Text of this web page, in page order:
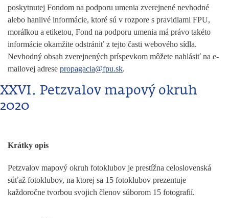
poskytnutej Fondom na podporu umenia zverejnené nevhodné
alebo hanlivé informácie, ktoré sú v rozpore s pravidlami FPU,
morálkou a etiketou, Fond na podporu umenia má právo takéto
informácie okamžite odstrániť z tejto časti webového sídla.
Nevhodný obsah zverejnených príspevkom môžete nahlásiť na e-
mailovej adrese propagacia@fpu.sk.
XXVI. Petzvalov mapový okruh
2020
Krátky opis
Petzvalov mapový okruh fotoklubov je prestížna celoslovenská
súťaž fotoklubov, na ktorej sa 15 fotoklubov prezentuje
každoročne tvorbou svojich členov súborom 15 fotografií.